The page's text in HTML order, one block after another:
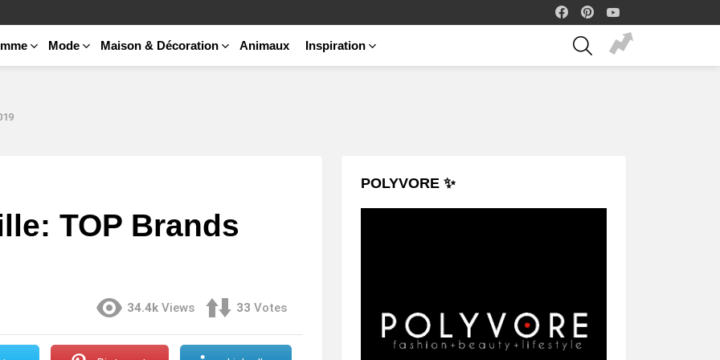
facebook
Mode Maison & Décoration Animaux Inspiration
SEARCH
TOP Brands
34.4k Views 33 Votes
POLYVORE ✨